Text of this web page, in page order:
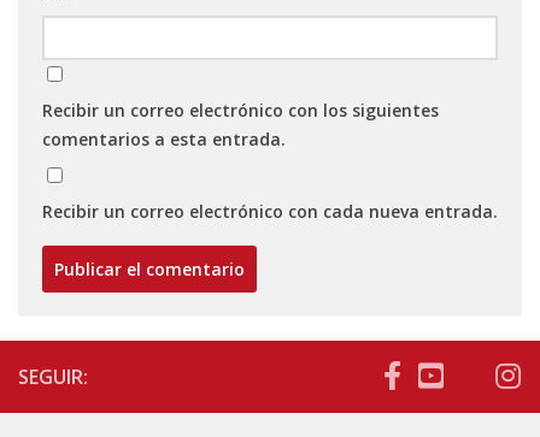
Recibir un correo electrónico con los siguientes
comentarios a esta entrada.
Recibir un correo electrónico con cada nueva entrada.
SEGUIR: